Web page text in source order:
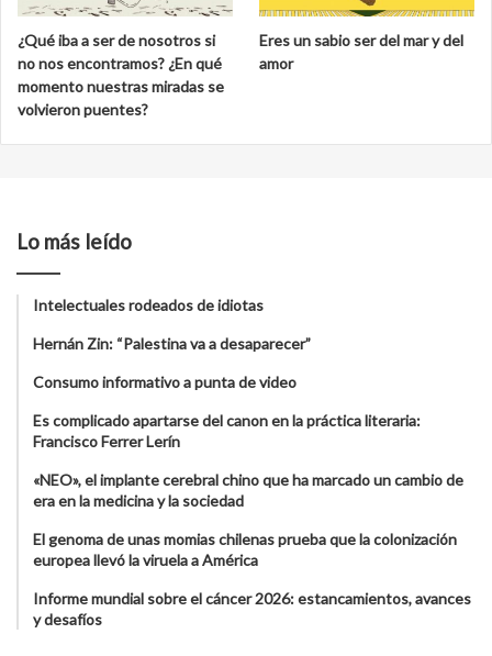
¿Qué iba a ser de nosotros si
no nos encontramos? ¿En qué
momento nuestras miradas se
volvieron puentes?
Eres un sabio ser del mar y del
amor
Lo más leído
Intelectuales rodeados de idiotas
Hernán Zin: “Palestina va a desaparecer”
Consumo informativo a punta de video
Es complicado apartarse del canon en la práctica literaria:
Francisco Ferrer Lerín
«NEO», el implante cerebral chino que ha marcado un cambio de
era en la medicina y la sociedad
El genoma de unas momias chilenas prueba que la colonización
europea llevó la viruela a América
Informe mundial sobre el cáncer 2026: estancamientos, avances
y desafíos